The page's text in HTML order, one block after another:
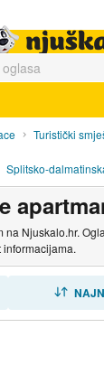
Turistički
Splitsko-
Njuskalo.hr.